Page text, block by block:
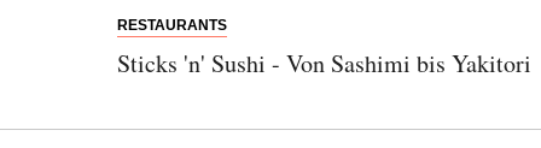
RESTAURANTS
Sticks 'n' Sushi - Von Sashimi bis Yakitori